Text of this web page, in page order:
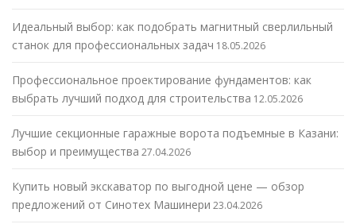
Идеальный выбор: как подобрать магнитный сверлильный
станок для профессиональных задач 18.05.2026
Профессиональное проектирование фундаментов: как
выбрать лучший подход для строительства 12.05.2026
Лучшие секционные гаражные ворота подъемные в Казани:
выбор и преимущества 27.04.2026
Купить новый экскаватор по выгодной цене — обзор
предложений от Синотех Машинери 23.04.2026